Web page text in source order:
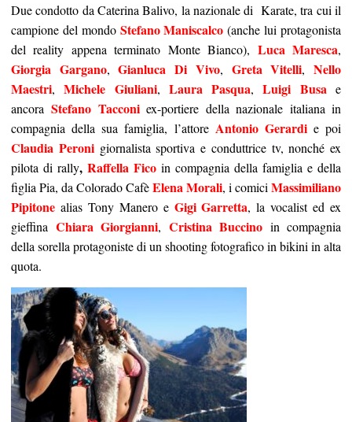
Due condotto da Caterina Balivo, la nazionale di Karate, tra cui il
campione del mondo Stefano Maniscalco(anche lui protagonista
del reality appena terminato Monte Bianco), Luca Maresca,
Giorgia Gargano,Gianluca Di Vivo, Greta Vitelli,Nello
Maestri,Michele Giuliani, Laura Pasqua,Luigi Busa e
ancoraStefano Tacconiex-portiere della nazionale italiana in
compagnia della sua famiglia, l’attore Antonio Gerardi e poi
Claudia Peroni giornalista sportiva e conduttrice tv, nonché ex
pilota di rally, Raffella Fico in compagnia della famiglia e della
figlia Pia, da Colorado CafèElena Morali, i comici Massimiliano
Pipitone alias Tony Manero eGigi Garretta, la vocalist ed ex
gieffina Chiara Giorgianni, Cristina Buccino in compagnia
della sorella protagoniste di un shooting fotografico in bikini in alta
quota.